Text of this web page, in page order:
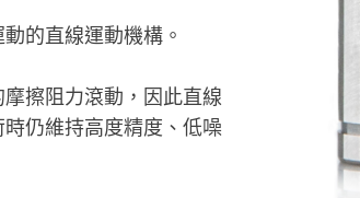
的直線運動機構。
擦阻力滾動，因此直線
仍維持高度精度、低噪